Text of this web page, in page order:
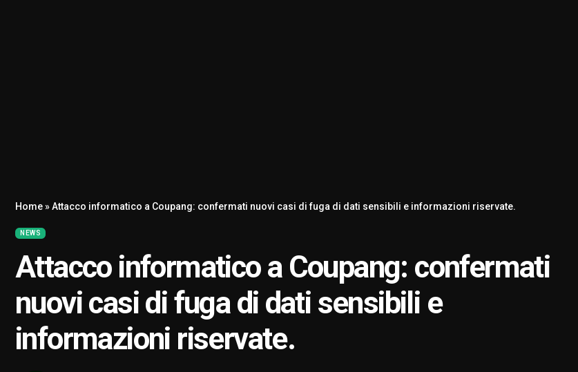
Home»Attacco informatico a Coupang: confermati nuovi casi di fuga di dati sensibili e informazioni riservate.
NEWS
Attacco informatico a Coupang: confermati
nuovi casi di fuga di dati sensibili e
informazioni riservate.